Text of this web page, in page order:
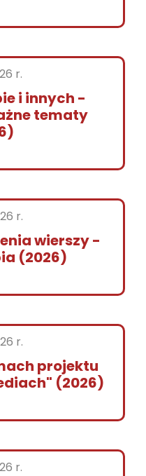
r.
i innych -
tematy
r.
wierszy -
(2026)
r.
projektu
(2026)
r.